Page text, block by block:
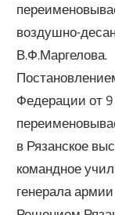
воздушно-
В.Ф.Маргелова.
Федерации от
в Рязанское
командное
генерала